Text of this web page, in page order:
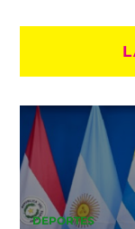
DEPORTES